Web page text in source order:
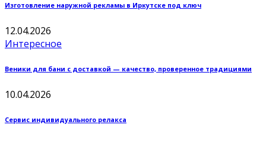
Изготовление наружной рекламы в Иркутске под ключ
12.04.2026
Интересное
Веники для бани с доставкой — качество, проверенное традициями
10.04.2026
Сервис индивидуального релакса